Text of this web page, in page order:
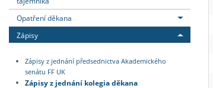
Opatření děkana
Zápisy
Zápisy z jednání předsednictva Akademického
senátu FF UK
Zápisy z jednání kolegia děkana